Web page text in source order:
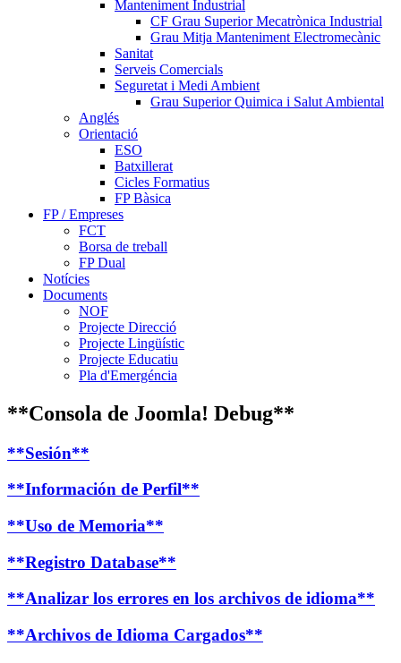
Manteniment Industrial
CF Grau Superior Mecatrònica Industrial
Grau Mitja Manteniment Electromecànic
Sanitat
Serveis Comercials
Seguretat i Medi Ambient
Grau Superior Quimica i Salut Ambiental
Anglés
Orientació
ESO
Batxillerat
Cicles Formatius
FP Bàsica
FP / Empreses
FCT
Borsa de treball
FP Dual
Notícies
Documents
NOF
Projecte Direcció
Projecte Lingüístic
Projecte Educatiu
Pla d'Emergéncia
**Consola de Joomla! Debug**
**Sesión**
**Información de Perfil**
**Uso de Memoria**
**Registro Database**
**Analizar los errores en los archivos de idioma**
**Archivos de Idioma Cargados**